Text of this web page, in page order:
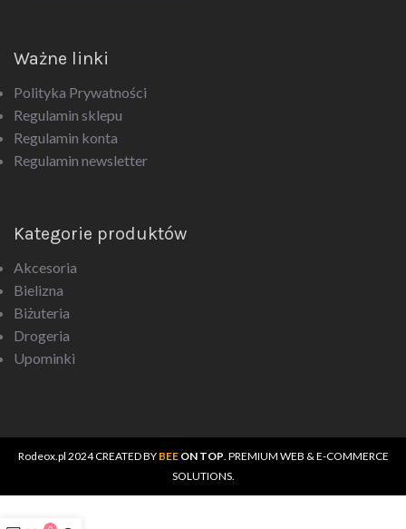
Ważne linki
Polityka Prywatności
Regulamin sklepu
Regulamin konta
Regulamin newsletter
Kategorie produktów
Akcesoria
Bielizna
Biżuteria
Drogeria
Upominki
Rodeox.pl 2024 CREATED BY BEEON TOP. PREMIUM WEB & E-COMMERCE
SOLUTIONS.